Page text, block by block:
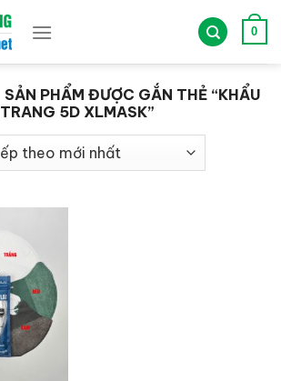
0
SẢN PHẨM ĐƯỢC GẮN THẺ “KHẨU
TRANG 5D XLMASK”